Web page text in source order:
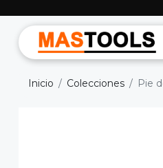
Inicio Colecciones Pie